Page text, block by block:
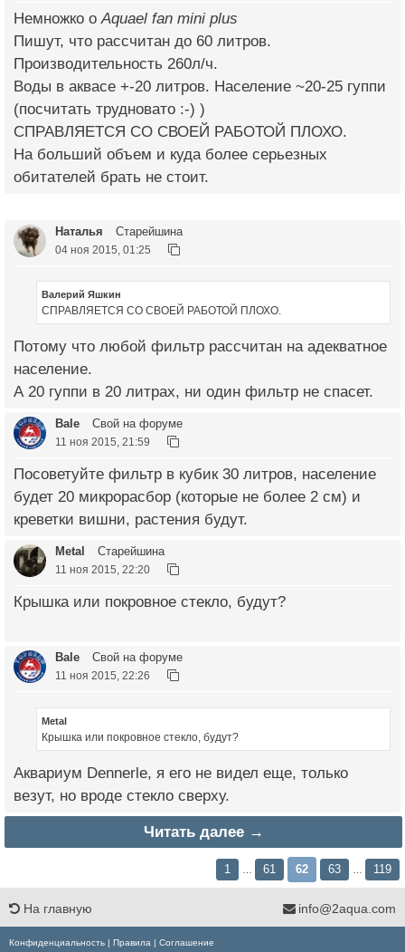
Немножко о Aquael fan mini plus
Пишут, что рассчитан до 60 литров.
Производительность 260л/ч.
Воды в аквасе +-20 литров. Население ~20-25 гуппи
(посчитать трудновато :-) )
СПРАВЛЯЕТСЯ СО СВОЕЙ РАБОТОЙ ПЛОХО.
На больший объем и куда более серьезных
обитателей брать не стоит.
Наталья Старейшина
04 ноя 2015, 01:25
Валерий Яшкин
СПРАВЛЯЕТСЯ СО СВОЕЙ РАБОТОЙ ПЛОХО.
Потому что любой фильтр рассчитан на адекватное
население.
А 20 гуппи в 20 литрах, ни один фильтр не спасет.
Bale Свой на форуме
11 ноя 2015, 21:59
Посоветуйте фильтр в кубик 30 литров, население
будет 20 микрорасбор (которые не более 2 см) и
креветки вишни, растения будут.
Metal Старейшина
11 ноя 2015, 22:20
Крышка или покровное стекло, будут?
Bale Свой на форуме
11 ноя 2015, 22:26
Metal
Крышка или покровное стекло, будут?
Аквариум Dennerle, я его не видел еще, только
везут, но вроде стекло сверху.
Читать далее →
1 61 62 63 119
На главную info@2aqua.com
Конфиденциальность | Правила | Соглашение